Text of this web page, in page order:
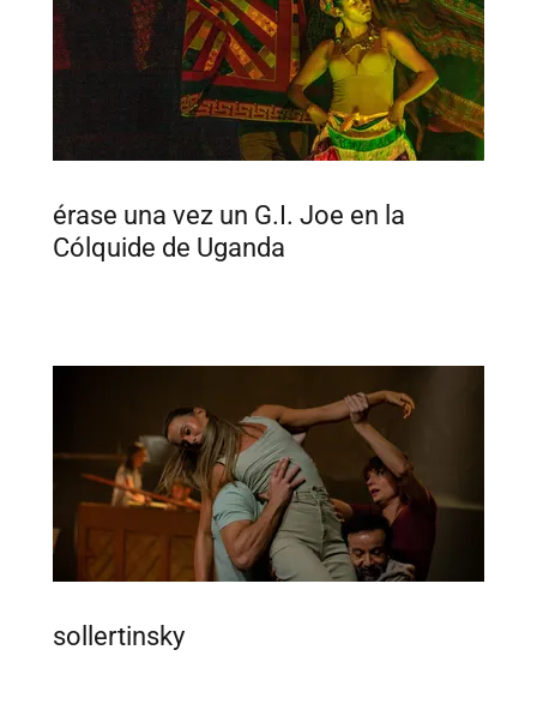
érase una vez un G.I. Joe en la
Cólquide de Uganda
sollertinsky